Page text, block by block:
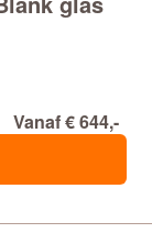
Vanaf € 644,-